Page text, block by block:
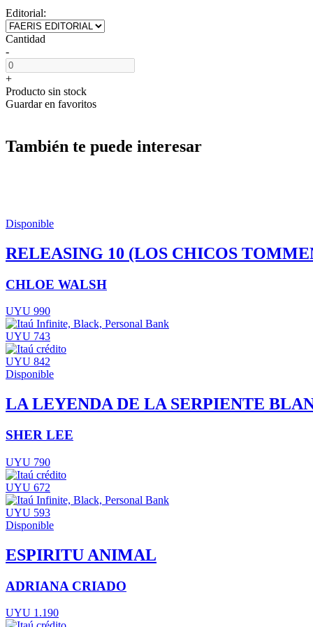
Editorial:
Cantidad
-
+
Producto sin stock
Guardar en favoritos
También te puede interesar
Disponible
RELEASING 10 (LOS CHICOS
CHLOE WALSH
UYU 990
UYU 743
UYU 842
Disponible
LA LEYENDA DE LA SERPIENTE
SHER LEE
UYU 790
UYU 672
UYU 593
Disponible
ESPIRITU ANIMAL
ADRIANA CRIADO
UYU 1.190